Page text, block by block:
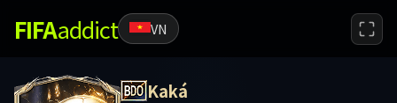
FIFAaddict VN
Kaká